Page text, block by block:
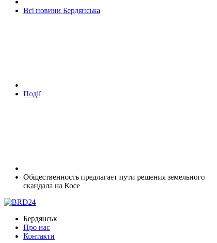
Всі новини Бердянська
Події
Общественность предлагает пути решения земельного
скандала на Косе
Бердянськ
Про нас
Контакти